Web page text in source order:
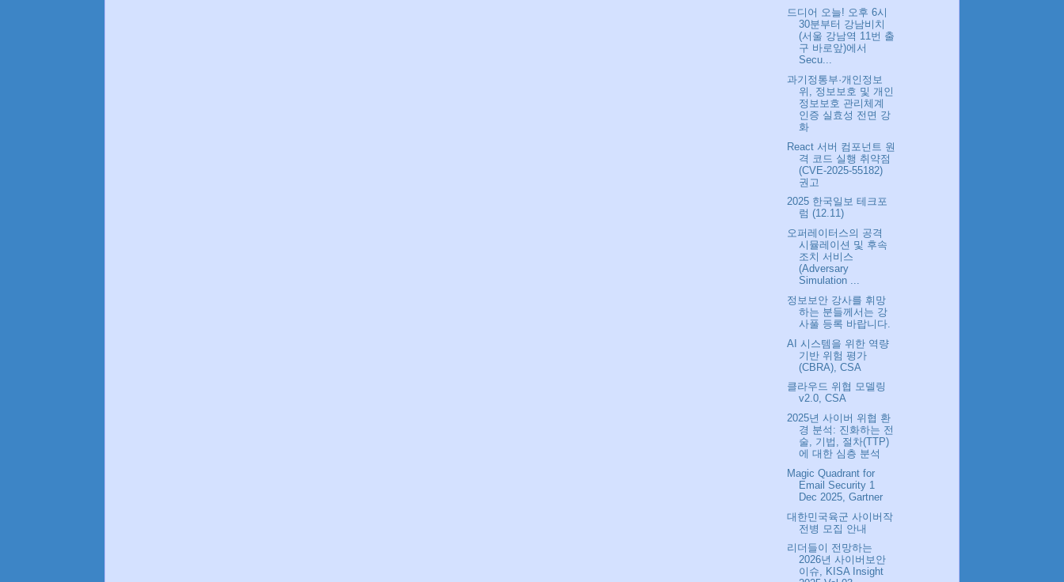
드디어 오늘! 오후 6시
30분부터 강남비치
(서울 강남역 11번 출
구 바로앞)에서
Secu...
과기정통부·개인정보
위, 정보보호 및 개인
정보보호 관리체계
인증 실효성 전면 강
화
React 서버 컴포넌트 원
격 코드 실행 취약점
(CVE-2025-55182)
권고
2025 한국일보 테크포
럼 (12.11)
오퍼레이터스의 공격
시뮬레이션 및 후속
조치 서비스
(Adversary
Simulation ...
정보보안 강사를 휘망
하는 분들께서는 강
사풀 등록 바랍니다.
AI 시스템을 위한 역량
기반 위험 평가
(CBRA), CSA
클라우드 위협 모델링
v2.0, CSA
2025년 사이버 위협 환
경 분석: 진화하는 전
술, 기법, 절차(TTP)
에 대한 심층 분석
Magic Quadrant for
Email Security 1
Dec 2025, Gartner
대한민국육군 사이버작
전병 모집 안내
리더들이 전망하는
2026년 사이버보안
이슈, KISA Insight